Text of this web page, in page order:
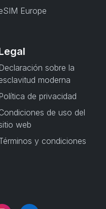
Europe
Declaración sobre la
moderna
Política de privacidad
de uso del
web
y condiciones